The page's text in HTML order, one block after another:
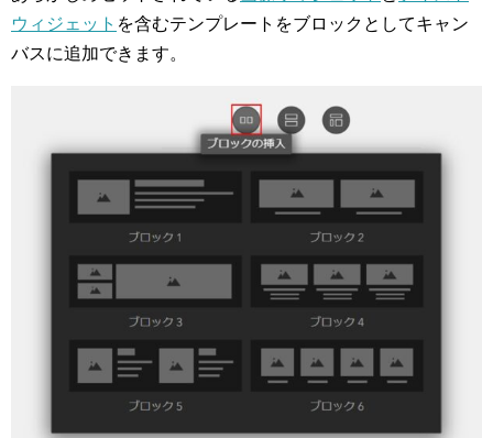
ウィジェット を含むテンプレートをブロックとしてキャン
バスに追加できます。